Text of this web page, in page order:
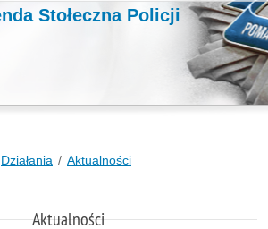
Stołeczna Policji
Działania Aktualności
Aktualności